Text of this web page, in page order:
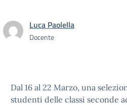
Luca Paolella
Docente
Dal 16 al 22 Marzo, una
studenti delle classi seconde